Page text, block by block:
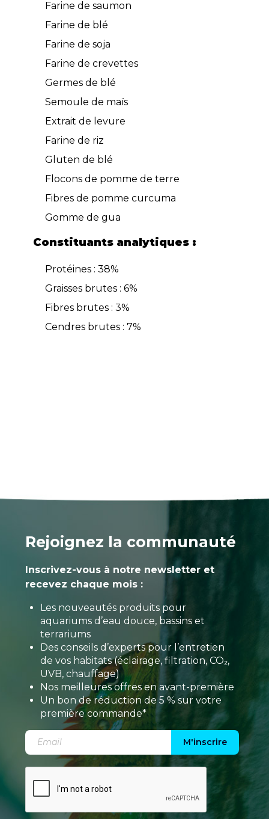
Farine de saumon
Farine de blé
Farine de soja
Farine de crevettes
Germes de blé
Semoule de maïs
Extrait de levure
Farine de riz
Gluten de blé
Flocons de pomme de terre
Fibres de pomme curcuma
Gomme de gua
Constituants analytiques :
Protéines : 38%
Graisses brutes : 6%
Fibres brutes : 3%
Cendres brutes : 7%
Rejoignez la communauté
Inscrivez-vous à notre newsletter et
recevez chaque mois :
Les nouveautés produits pour
aquariums d’eau douce, bassins et
terrariums
Des conseils d’experts pour l’entretien
de vos habitats (éclairage, filtration, CO₂,
UVB, chauffage)
Nos meilleures offres en avant-première
Un bon de réduction de 5 % sur votre
première commande*
M'inscrire